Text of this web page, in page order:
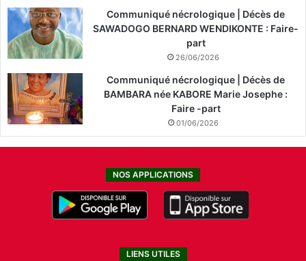
Communiqué nécrologique | Décès de
SAWADOGO BERNARD WENDIKONTE : Faire-
part
26/06/2026
Communiqué nécrologique | Décès de
BAMBARA née KABORE Marie Josephe :
Faire -part
01/06/2026
NOS APPLICATIONS
LIENS UTILES